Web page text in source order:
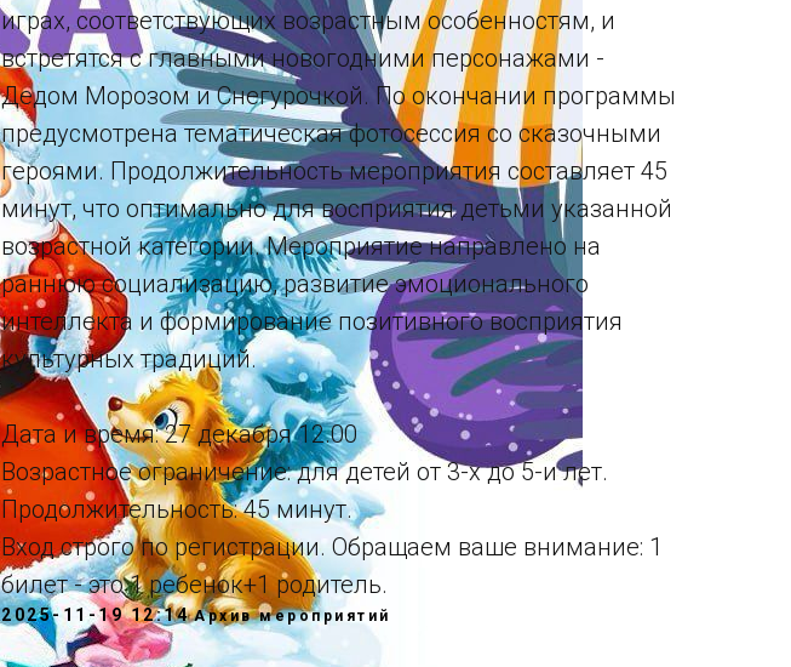
играх, соответствующих возрастным особенностям, и
встретятся с главными новогодними персонажами -
Дедом Морозом и Снегурочкой. По окончании программы
предусмотрена тематическая фотосессия со сказочными
героями. Продолжительность мероприятия составляет 45
минут, что оптимально для восприятия детьми указанной
возрастной категории. Мероприятие направлено на
раннюю социализацию, развитие эмоционального
интеллекта и формирование позитивного восприятия
культурных традиций.
Дата и время: 27 декабря 12.00
Возрастное ограничение: для детей от 3-х до 5-и лет.
Продолжительность: 45 минут.
Вход строго по регистрации. Обращаем ваше внимание: 1
билет - это 1 ребенок+1 родитель.
2025-11-19 12:14 Архив мероприятий